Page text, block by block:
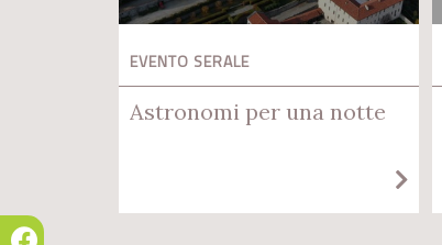
EVENTO SERALE
Astronomi per una notte